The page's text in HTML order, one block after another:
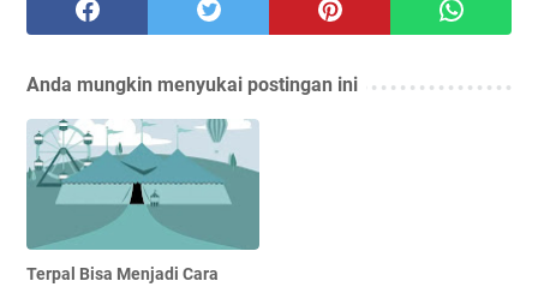
Anda mungkin menyukai postingan ini
Terpal Bisa Menjadi Cara